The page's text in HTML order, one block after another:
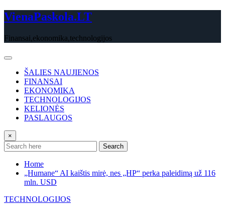
Skip
to
VienaPaskola.LT
Finansai,ekonomika,technologijos
ŠALIES NAUJIENOS
FINANSAI
EKONOMIKA
TECHNOLOGIJOS
KELIONĖS
PASLAUGOS
×
Search
Home
„Humane“ AI kaištis mirė, nes „HP“ perka paleidimą už 116
mln. USD
TECHNOLOGIJOS